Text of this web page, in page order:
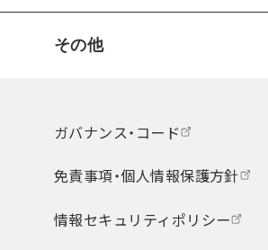
その他
ガバナンス・コード
免責事項・個人情報保護方針
情報セキュリティポリシー